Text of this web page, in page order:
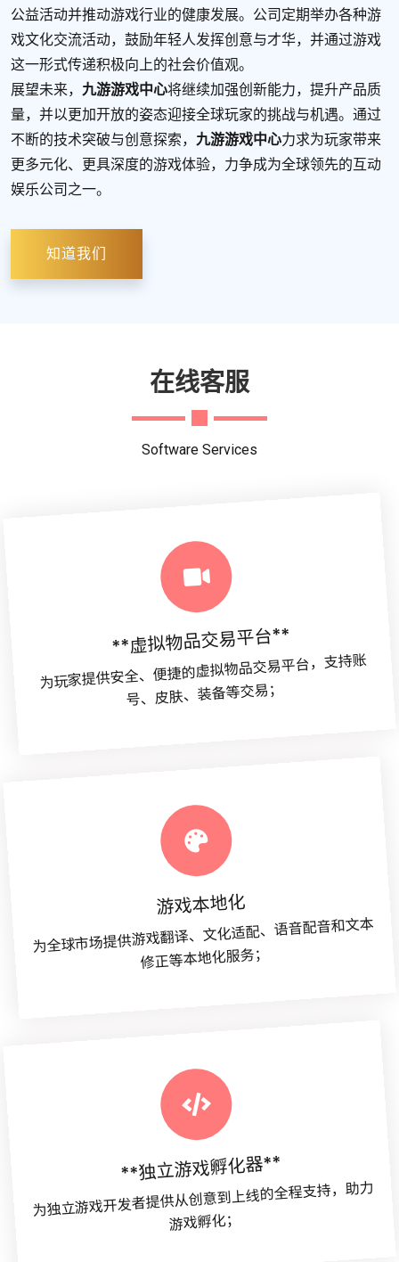
公益活动并推动游戏行业的健康发展。公司定期举办各种游
戏文化交流活动，鼓励年轻人发挥创意与才华，并通过游戏
这一形式传递积极向上的社会价值观。
展望未来， 九游游戏中心将继续加强创新能力，提升产品质
量，并以更加开放的姿态迎接全球玩家的挑战与机遇。通过
不断的技术突破与创意探索， 九游游戏中心力求为玩家带来
更多元化、更具深度的游戏体验，力争成为全球领先的互动
娱乐公司之一。
知道我们
在线客服
Software Services
**虚拟物品交易平台**
为玩家提供安全、便捷的虚拟物品交易平台，支持账
号、皮肤、装备等交易；
游戏本地化
为全球市场提供游戏翻译、文化适配、语音配音和文本
修正等本地化服务；
**独立游戏孵化器**
为独立游戏开发者提供从创意到上线的全程支持，助力
游戏孵化；